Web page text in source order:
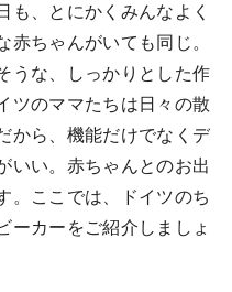
も、とにかくみんなよく
ちゃんがいても同じ。
うな、しっかりとした作
ツのママたちは日々の散
から、機能だけでなくデ
いい。赤ちゃんとのお出
。ここでは、ドイツのち
ーカーをご紹介しましょ